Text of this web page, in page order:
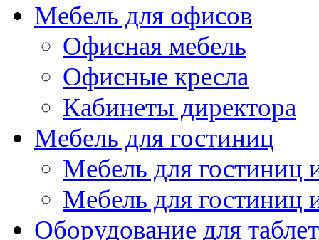
Мебель для офисов
Офисная мебель
Офисные кресла
Кабинеты директора
Мебель для гостиниц
Мебель для
Мебель для гостиниц
Оборудование для